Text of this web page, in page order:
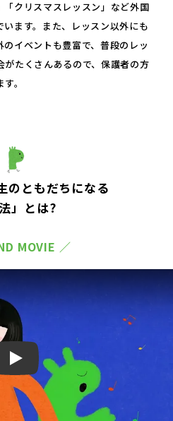
「クリスマスレッスン」など外国
ます。また、レッスン以外にも
イベントも豊富で、普段のレッ
がたくさんあるので、保護者の方
。
のともだちになる
法」とは?
MOVIE ／